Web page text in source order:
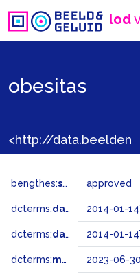
lod
obesitas
bengthes:status approved
dcterms:dateAccepted 2014-01-
dcterms:dateSubmitted 2014-01-
dcterms:modified 2023-06-